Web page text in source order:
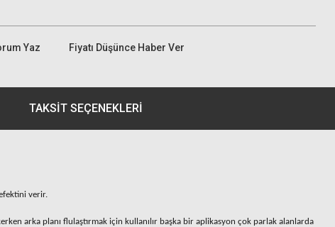
Yaz Fiyatı Düşünce Haber Ver
TAKSIT SEÇENEKLERI
verir.
arka planı flulaştırmak için kullanılır başka bir aplikasyon çok parlak alanlarda